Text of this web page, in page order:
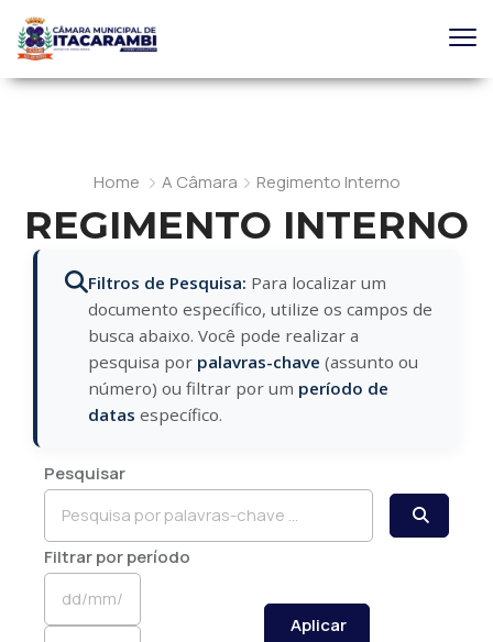
Home A Câmara Regimento Interno
REGIMENTO INTERNO
Filtros de Pesquisa: Para localizar um
documento específico, utilize os campos de
busca abaixo. Você pode realizar a
pesquisa por palavras-chave (assunto ou
número) ou filtrar por um período de
datas específico.
Pesquisar
Filtrar por período
Aplicar